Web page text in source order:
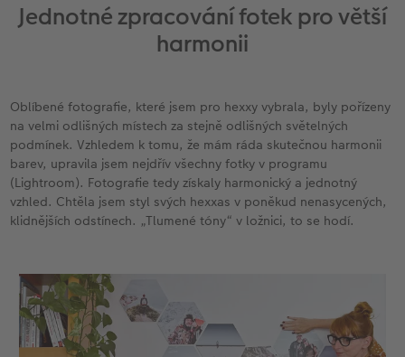
Jednotné zpracování fotek pro větší
harmonii
Oblíbené fotografie, které jsem pro hexxy vybrala, byly pořízeny
na velmi odlišných místech za stejně odlišných světelných
podmínek. Vzhledem k tomu, že mám ráda skutečnou harmonii
barev, upravila jsem nejdřív všechny fotky v programu
(Lightroom). Fotografie tedy získaly harmonický a jednotný
vzhled. Chtěla jsem styl svých hexxas v poněkud nenasycených,
klidnějších odstínech. „Tlumené tóny“ v ložnici, to se hodí.